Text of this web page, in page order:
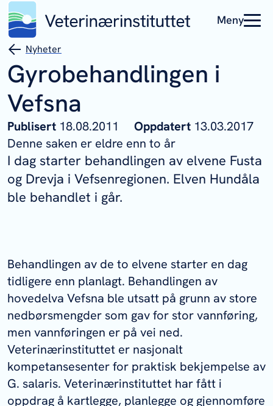
Meny
Nyheter
Gyrobehandlingen i
Vefsna
Publisert 18.08.2011 Oppdatert 13.03.2017
Denne saken er eldre enn to år
I dag starter behandlingen av elvene Fusta
og Drevja i Vefsenregionen. Elven Hundåla
ble behandlet i går.
Behandlingen av de to elvene starter en dag
tidligere enn planlagt. Behandlingen av
hovedelva Vefsna ble utsatt på grunn av store
nedbørsmengder som gav for stor vannføring,
men vannføringen er på vei ned.
Veterinærinstituttet er nasjonalt
kompetansesenter for praktisk bekjempelse av
G. salaris. Veterinærinstituttet har fått i
oppdrag å kartlegge, planlegge og gjennomføre